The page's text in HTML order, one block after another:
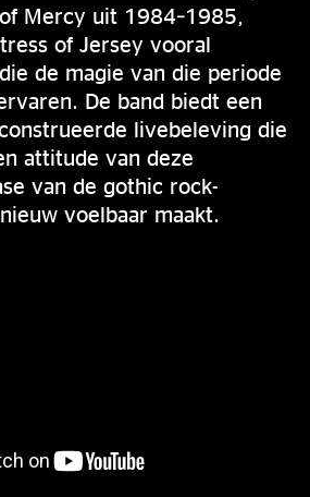
Mercy uit 1984–1985,
of Jersey vooral
de magie van die periode
De band biedt een
livebeleving die
attitude van deze
van de gothic rock-
voelbaar maakt.